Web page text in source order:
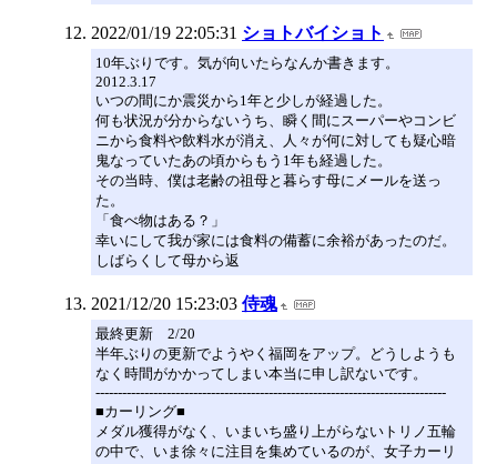
2022/01/19 22:05:31 ショトバイショト
10年ぶりです。気が向いたらなんか書きます。
2012.3.17
いつの間にか震災から1年と少しが経過した。
何も状況が分からないうち、瞬く間にスーパーやコンビ
ニから食料や飲料水が消え、人々が何に対しても疑心暗
鬼なっていたあの頃からもう1年も経過した。
その当時、僕は老齢の祖母と暮らす母にメールを送っ
た。
「食べ物はある？」
幸いにして我が家には食料の備蓄に余裕があったのだ。
しばらくして母から返
2021/12/20 15:23:03 侍魂
最終更新 2/20
半年ぶりの更新でようやく福岡をアップ。どうしようも
なく時間がかかってしまい本当に申し訳ないです。
-------------------------------------------------------------------------------
■カーリング■
メダル獲得がなく、いまいち盛り上がらないトリノ五輪
の中で、いま徐々に注目を集めているのが、女子カーリ